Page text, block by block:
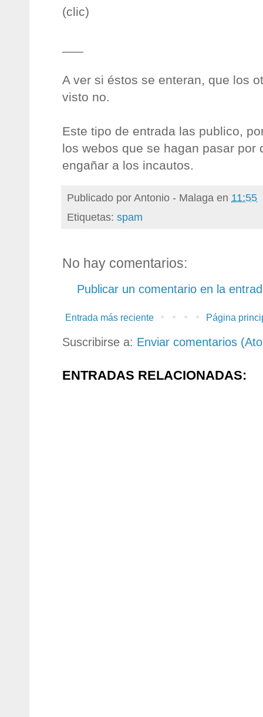
(clic)
A ver si éstos se enteran, que los
visto no.
Este tipo de entrada las publico,
los webos que se hagan pasar por
engañar a los incautos.
Publicado porAntonio - Malaga en 11:55
Etiquetas: spam
No hay comentarios:
Publicar un comentario en la
Entrada más reciente Página
Suscribirse a: Enviar comentarios
ENTRADAS RELACIONADAS: